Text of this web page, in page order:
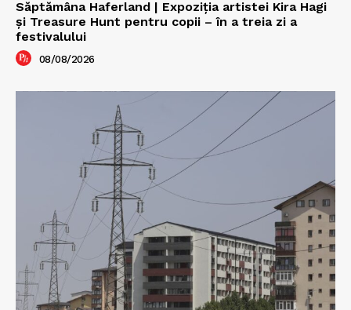
Săptămâna Haferland | Expoziţia artistei Kira Hagi
şi Treasure Hunt pentru copii – în a treia zi a
festivalului
08/08/2026